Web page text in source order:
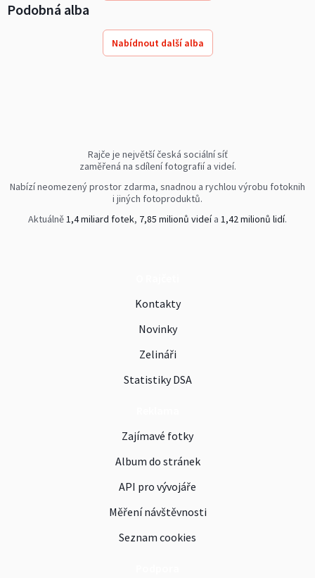
Podobná alba
Nabídnout další alba
Rajče je největší česká sociální síť
zaměřená na sdílení fotografií a videí.
Nabízí neomezený prostor zdarma, snadnou a rychlou výrobu fotoknih
i jiných fotoproduktů.
Aktuálně1,4 miliard fotek, 7,85 milionů videía 1,42 milionů lidí.
Kontakty
Novinky
Zelináři
Statistiky DSA
Zajímavé fotky
Album do stránek
API pro vývojáře
Měření návštěvnosti
Seznam cookies